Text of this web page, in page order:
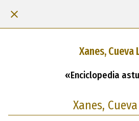
Xanes, Cueva
«Enciclopedia
Xanes,